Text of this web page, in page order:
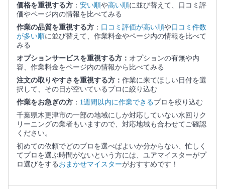
価格を重視する方 ： 安い順や高い順に並び替えて、口コミ評
価やページ内の情報を比べてみる
作業の品質を重視する方 ： 口コミ評価が高い順や口コミ件数
が多い順に並び替えて、作業料金やページ内の情報を比べて
みる
オプションサービスを重視する方： オプションの有無や内
容、作業料金をページ内の情報から比べてみる
注文の取りやすさを重視する方： 作業に来てほしい日付を選
択して、その日が空いているプロに絞り込む
作業をお急ぎの方 ： 1週間以内に作業できるプロを絞り込む
千葉県木更津市の一部の地域にしか対応していない水回りク
リーニングの業者もいますので、対応地域も合わせてご確認
ください。
初めての依頼でどのプロを選べばよいか分からない、忙しく
てプロを選ぶ時間がないという方には、ユアマイスターがプ
ロ選びをする おまかせマイスターがおすすめです！